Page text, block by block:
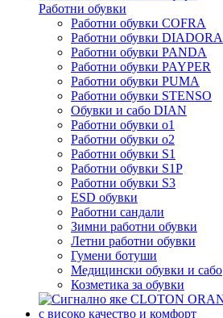
Работни обувки
Работни обувки COFRA
Работни обувки DIADORA
Работни обувки PANDA
Работни обувки PAYPER
Работни обувки PUMA
Работни обувки STENSO
Обувки и сабо DIAN
Работни обувки o1
Работни обувки o2
Работни обувки S1
Работни обувки S1P
Работни обувки S3
ESD обувки
Работни сандали
Зимни работни обувки
Летни работни обувки
Гумени ботуши
Медицински обувки и сабо
Козметика за обувки